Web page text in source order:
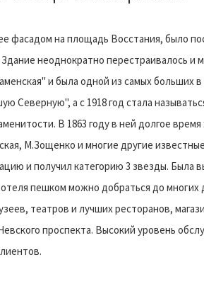
фасадом на площадь Восстания, было
неоднократно перестраивалось и
и была одной из самых больших
Северную", а с 1918 год стала
В 1863 году в ней долгое
М.Зощенко и многие другие
и получил категорию 3 звезды. Была
пешком можно добраться до многих
театров и лучших ресторанов,
проспекта. Высокий уровень